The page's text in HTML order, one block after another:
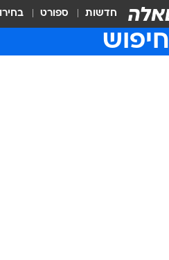
חדשות ספורט
חיפוש